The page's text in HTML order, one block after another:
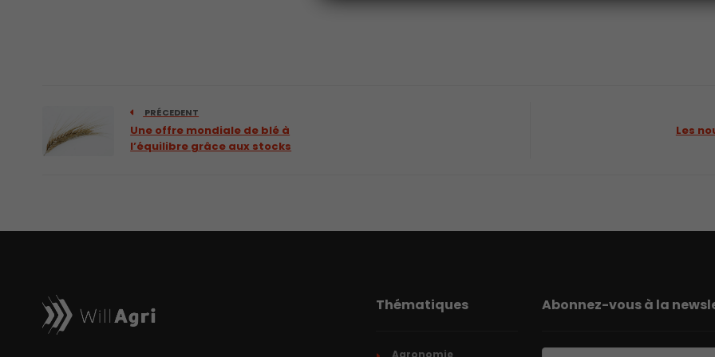
PRÉCEDENT
Une offre mondiale de blé à
l’équilibre grâce aux stocks
Les
Thématiques
Agronomie
Abonnez-vous à la